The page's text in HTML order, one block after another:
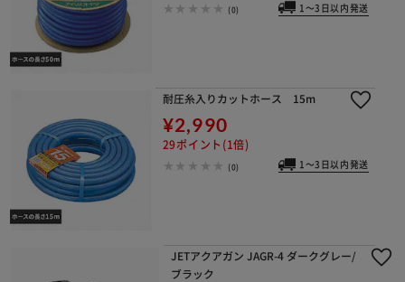
(0) 1～3日以内発送
耐圧糸入りカットホース 15m
¥2,990
29ポイント(1倍)
(0) 1～3日以内発送
JETアクアガン JAGR-4 ダークグレー/
ブラック